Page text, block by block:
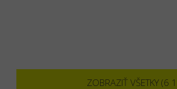
ZOBRAZIŤ VŠETKY (6